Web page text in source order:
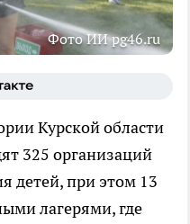
Фото ИИ pg46.ru
Курской области
325 организаций
детей, при этом 13
лагерями, где